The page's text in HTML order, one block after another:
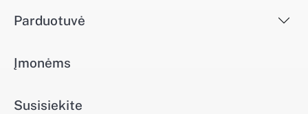
Parduotuvė
Įmonėms
Susisiekite